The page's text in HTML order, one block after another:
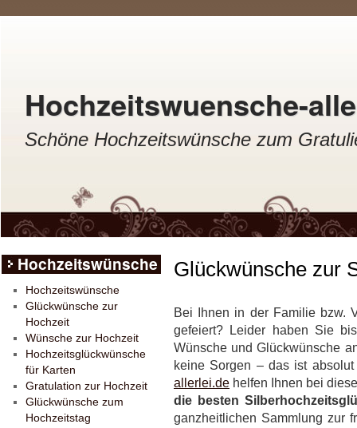
Hochzeitswuensche-
Schöne Hochzeitswünsche zum
Glückwünsche zur
Bei Ihnen in der Familie bzw.
gefeiert? Leider haben Sie
Wünsche und Glückwünsche
keine Sorgen – das ist
allerlei.de helfen Ihnen bei
die besten
ganzheitlichen Sammlung zur
Hochzeitswünsche
Hochzeitswünsche
Glückwünsche zur
Hochzeit
Wünsche zur Hochzeit
Hochzeitsglückwünsche
für Karten
Gratulation zur Hochzeit
Glückwünsche zum
Hochzeitstag